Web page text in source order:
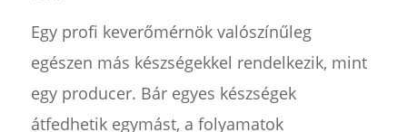
Egy profi keverőmérnök valószínűleg
egészen más készségekkel rendelkezik, mint
egy producer. Bár egyes készségek
átfedhetik egymást, a folyamatok